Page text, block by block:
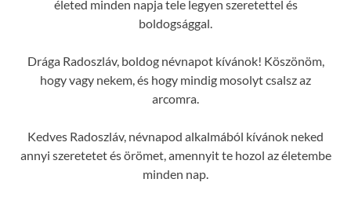
életed minden napja tele legyen szeretettel és
boldogsággal.
Drága Radoszláv, boldog névnapot kívánok! Köszönöm,
hogy vagy nekem, és hogy mindig mosolyt csalsz az
arcomra.
Kedves Radoszláv, névnapod alkalmából kívánok neked
annyi szeretetet és örömet, amennyit te hozol az életembe
minden nap.